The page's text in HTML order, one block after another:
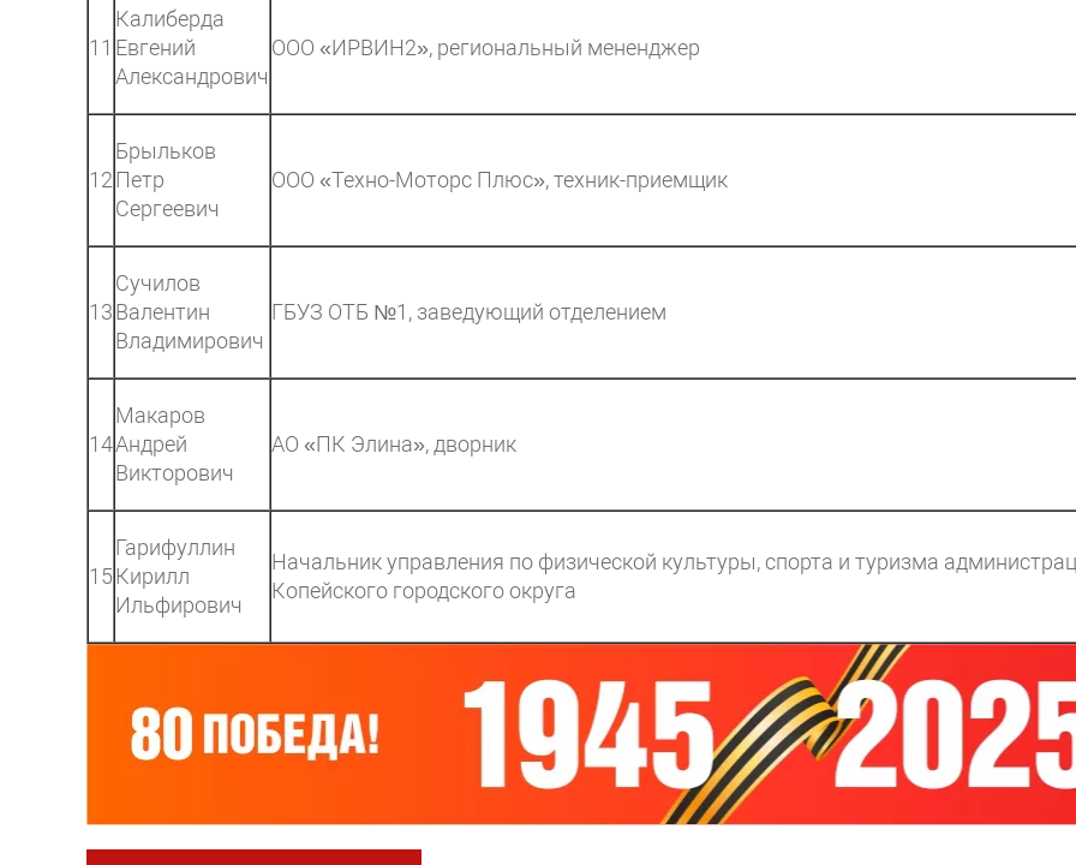
11
Калиберда
Евгений
Александрович
ООО «ИРВИН2», региональный мененджер
12
Брыльков
Петр
Сергеевич
ООО «Техно-Моторс Плюс», техник-приемщик
13
Сучилов
Валентин
Владимирович
ГБУЗ ОТБ №1, заведующий отделением
14
Макаров
Андрей
Викторович
АО «ПК Элина», дворник
15
Гарифуллин
Кирилл
Ильфирович
Начальник управления по физической культуры, спорта и туризма
Копейского городского округа